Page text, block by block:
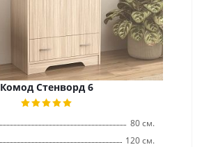
Комод Стенворд 6
80 см.
120 см.